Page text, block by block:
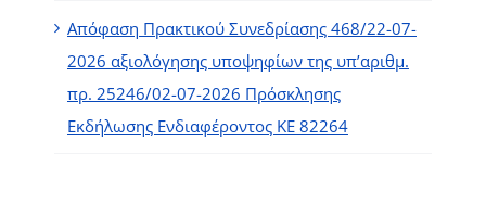
Απόφαση Πρακτικού Συνεδρίασης 468/22-07-
2026 αξιολόγησης υποψηφίων της υπ’αριθμ.
πρ. 25246/02-07-2026 Πρόσκλησης
Εκδήλωσης Ενδιαφέροντος ΚΕ 82264